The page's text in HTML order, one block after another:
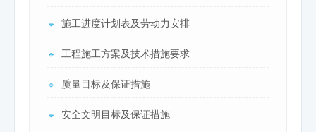
🔹 施工进度计划表及劳动力安排
🔹 工程施工方案及技术措施要求
🔹 质量目标及保证措施
🔹 安全文明目标及保证措施